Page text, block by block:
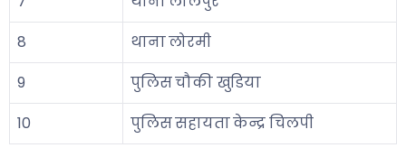
8
थाना लोरमी
9
पुलिस चौकी खुडिया
10
पुलिस सहायता केन्द्र चिलपी